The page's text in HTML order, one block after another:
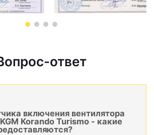
ответ
включения вентилятора
Korando Turismo - какие